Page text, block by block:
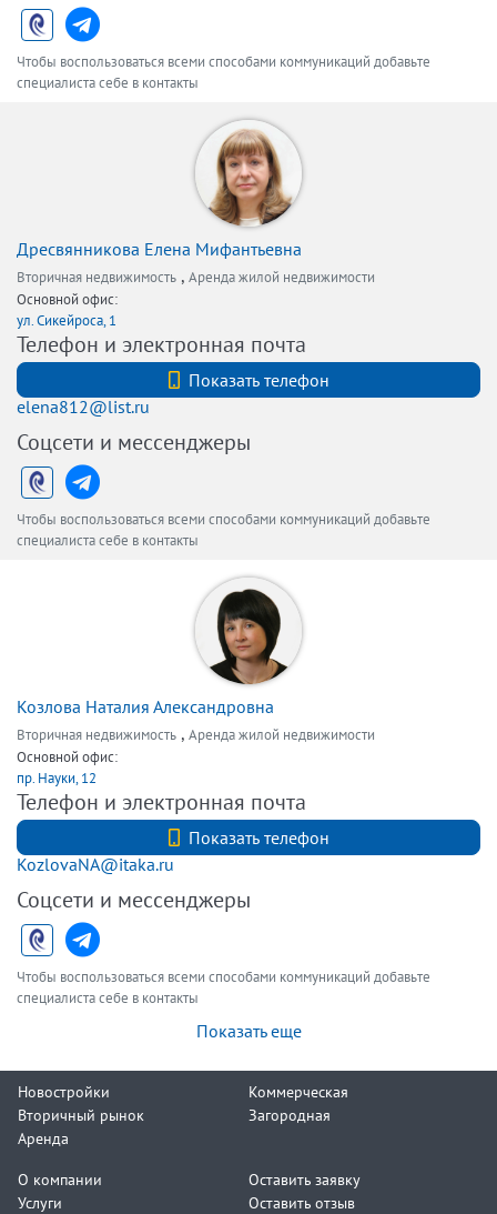
Чтобы воспользоваться всеми способами коммуникаций добавьте
специалиста себе в контакты
Дресвянникова Елена Мифантьевна
Вторичная недвижимость , Аренда жилой недвижимости
Основной офис:
ул. Сикейроса, 1
Телефон и электронная почта
Показать телефон
elena812@list.ru
Соцсети и мессенджеры
Чтобы воспользоваться всеми способами коммуникаций добавьте
специалиста себе в контакты
Козлова Наталия Александровна
Вторичная недвижимость , Аренда жилой недвижимости
Основной офис:
пр. Науки, 12
Телефон и электронная почта
Показать телефон
KozlovaNA@itaka.ru
Соцсети и мессенджеры
Чтобы воспользоваться всеми способами коммуникаций добавьте
специалиста себе в контакты
Показать еще
Новостройки
Вторичный рынок
Аренда
Коммерческая
Загородная
О компании
Услуги
Оставить заявку
Оставить отзыв